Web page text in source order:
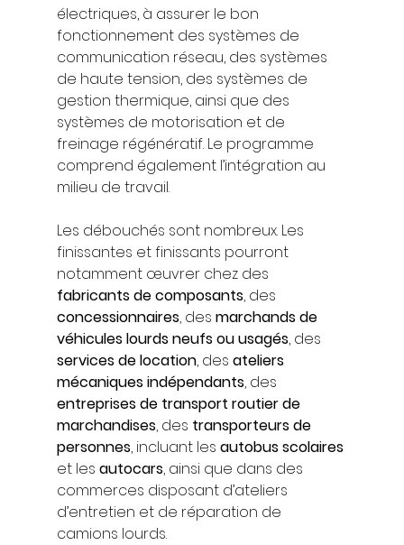
électriques, à assurer le bon
fonctionnement des systèmes de
communication réseau, des systèmes
de haute tension, des systèmes de
gestion thermique, ainsi que des
systèmes de motorisation et de
freinage régénératif. Le programme
comprend également l’intégration au
milieu de travail.
Les débouchés sont nombreux. Les
finissantes et finissants pourront
notamment œuvrer chez des
fabricants de composants, des
concessionnaires, des marchands de
véhicules lourds neufs ou usagés, des
services de location, des ateliers
mécaniques indépendants, des
entreprises de transport routier de
marchandises, des transporteurs de
personnes, incluant les autobus scolaires
et les autocars, ainsi que dans des
commerces disposant d’ateliers
d’entretien et de réparation de
camions lourds.